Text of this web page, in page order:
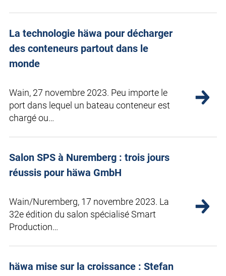
La technologie häwa pour décharger
des conteneurs partout dans le
monde
Wain, 27 novembre 2023. Peu importe le
port dans lequel un bateau conteneur est
chargé ou…
Salon SPS à Nuremberg : trois jours
réussis pour häwa GmbH
Wain/Nuremberg, 17 novembre 2023. La
32e édition du salon spécialisé Smart
Production…
häwa mise sur la croissance : Stefan